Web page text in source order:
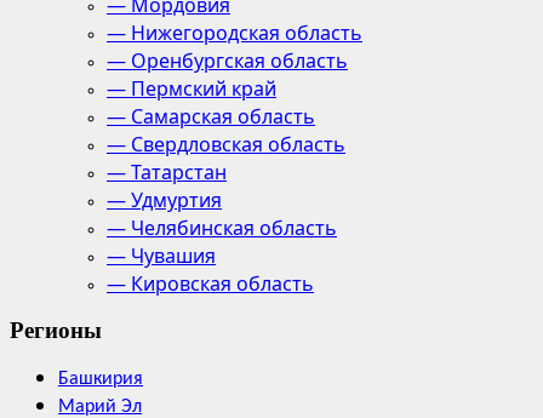
— Нижегородская область
— Оренбургская область
— Пермский край
— Самарская область
— Свердловская область
— Татарстан
— Удмуртия
— Челябинская область
— Чувашия
— Кировская область
Регионы
Башкирия
Марий Эл